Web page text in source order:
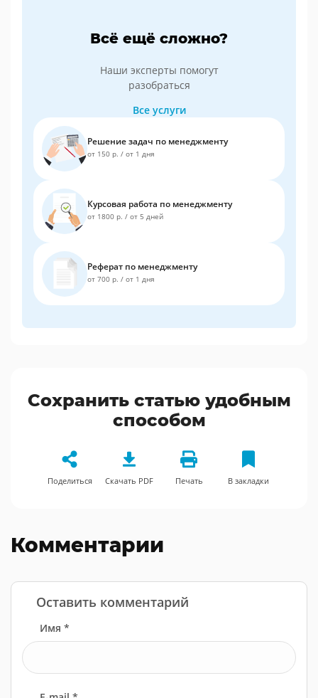
Всё ещё сложно?
Наши эксперты помогут
разобраться
Все услуги
Решение задач по менеджменту
от 150 р. / от 1 дня
Курсовая работа по менеджменту
от 1800 р. / от 5 дней
Реферат по менеджменту
от 700 р. / от 1 дня
Сохранить статью удобным
способом
Поделиться Скачать PDF Печать В закладки
Комментарии
Оставить комментарий
Имя *